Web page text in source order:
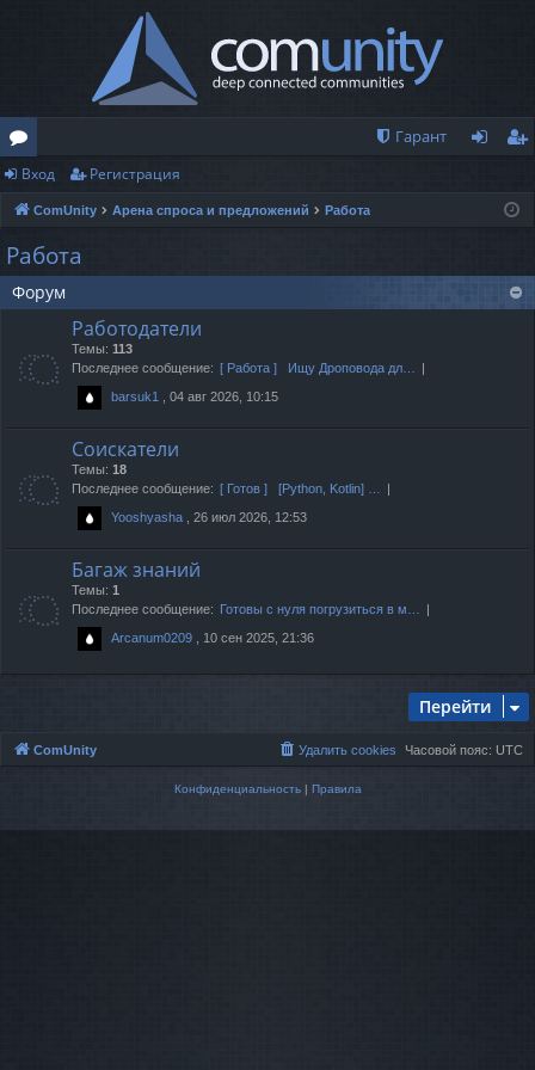
о
ру
м
ы
Гарант
ис
ац
Вход Регистрация
ComUnity Арена спроса и предложений Работа
Работа
Форум
Работодатели
Темы: 113
Последнее сообщение: [ Работа ] Ищу Дроповода дл…
barsuk1 , 04 авг 2026, 10:15
Соискатели
Темы: 18
Последнее сообщение: [ Готов ] [Python, Kotlin] …
Yooshyasha , 26 июл 2026, 12:53
Багаж знаний
Темы: 1
Последнее сообщение: Готовы с нуля погрузиться в м…
Arcanum0209 , 10 сен 2025, 21:36
Перейти
ComUnity Часовой пояс: UTC
Удалить cookies
Конфиденциальность| Правила